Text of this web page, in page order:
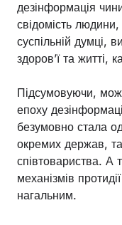
дезінформація
свідомість
суспільній думці,
здоров’ї та житті,
Підсумовуючи,
епоху
безумовно стала
окремих держав,
співтовариства. А
механізмів
нагальним.